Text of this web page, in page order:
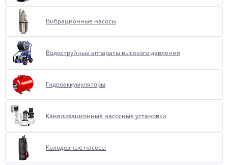
Вибрационные насосы
Водоструйные аппараты высокого давления
Гидроаккумуляторы
Канализационные насосные установки
Колодезные насосы